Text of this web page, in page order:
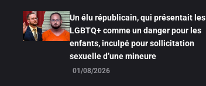
Un élu républicain, qui présentait les
LGBTQ+ comme un danger pour les
enfants, inculpé pour sollicitation
sexuelle d’une mineure
01/08/2026